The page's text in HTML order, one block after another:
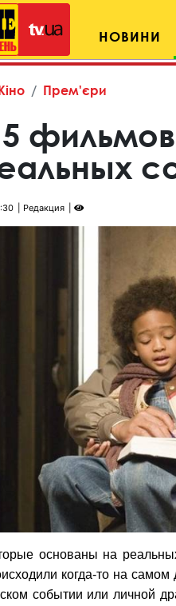
НОВИНИ
Прем'єри
Редакция
основаны на
когда-то на
событии или личной